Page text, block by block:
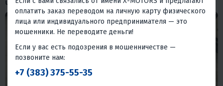
Что важно знать перед покупкой
оплатить заказ переводом на личную карту физического
лица или индивидуального предпринимателя — это
мошенники. Не переводите деньги!
Если у вас есть подозрения в мошенничестве —
позвоните нам:
+7 (383) 375-55-35